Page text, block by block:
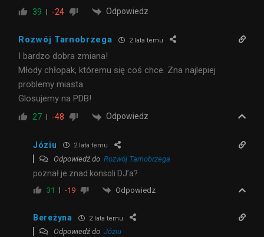
39 -24 Odpowiedz
Rozwój Tarnobrzega 2 lata temu
I bardzo dobra zmiana!
Młody chłopak, któremu się coś chce. Zna najlepiej
problemy miasta.
Glosujemy na PDB!
27 -48 Odpowiedz
Józiu 2 lata temu
Odpowiedź do Rozwój Tarnobrzega
poznał je znad konsoli DJ’a?
31 -19 Odpowiedz
Bereżyna 2 lata temu
Odpowiedź do Józiu